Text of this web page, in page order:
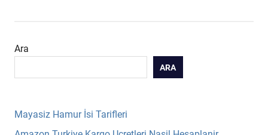
Ara
ARA
Mayasiz Hamur İsi Tarifleri